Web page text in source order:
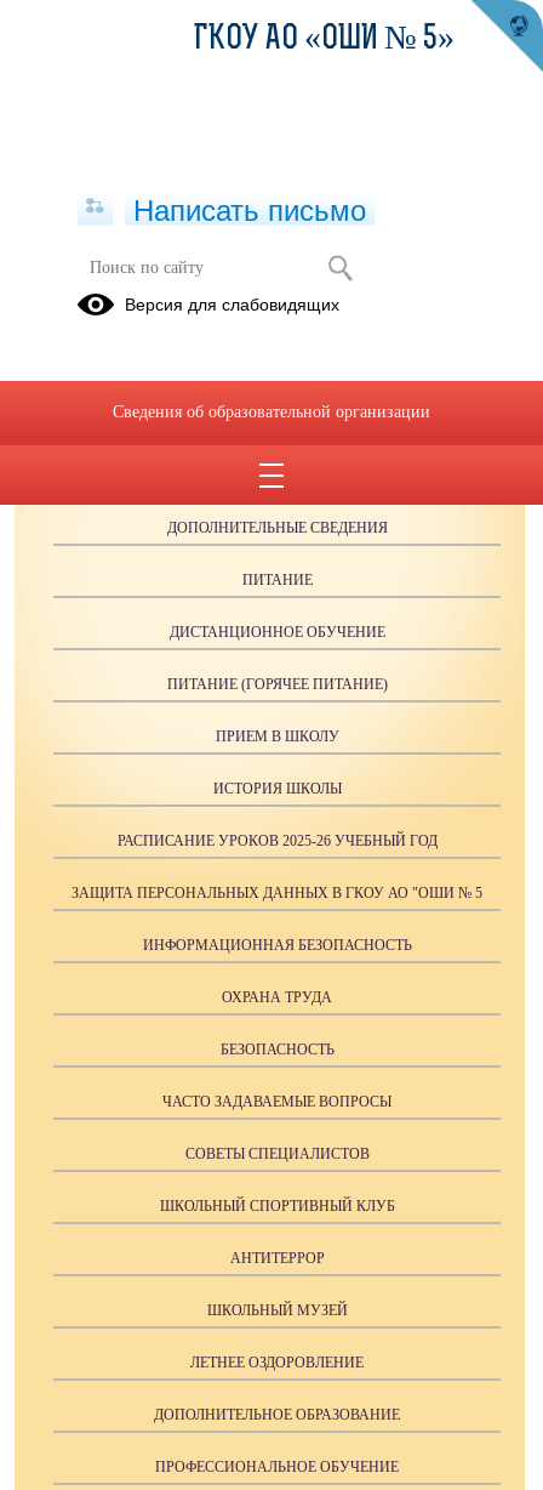
ОБРАЩЕНИЯ ГРАЖДАН
ПРОТИВОДЕЙСТВИЕ КОРРУПЦИИ
ДОПОЛНИТЕЛЬНЫЕ СВЕДЕНИЯ
ПИТАНИЕ
ДИСТАНЦИОННОЕ ОБУЧЕНИЕ
ПИТАНИЕ (ГОРЯЧЕЕ ПИТАНИЕ)
ПРИЕМ В ШКОЛУ
ИСТОРИЯ ШКОЛЫ
РАСПИСАНИЕ УРОКОВ 2025-26 УЧЕБНЫЙ ГОД
ЗАЩИТА ПЕРСОНАЛЬНЫХ ДАННЫХ В ГКОУ АО "ОШИ № 5
ИНФОРМАЦИОННАЯ БЕЗОПАСНОСТЬ
ОХРАНА ТРУДА
БЕЗОПАСНОСТЬ
ЧАСТО ЗАДАВАЕМЫЕ ВОПРОСЫ
СОВЕТЫ СПЕЦИАЛИСТОВ
ШКОЛЬНЫЙ СПОРТИВНЫЙ КЛУБ
АНТИТЕРРОР
ШКОЛЬНЫЙ МУЗЕЙ
ЛЕТНЕЕ ОЗДОРОВЛЕНИЕ
ДОПОЛНИТЕЛЬНОЕ ОБРАЗОВАНИЕ
ПРОФЕССИОНАЛЬНОЕ ОБУЧЕНИЕ
ГКОУ АО «ОШИ № 5»
Написать письмо
Версия для слабовидящих
Сведения об образовательной организации